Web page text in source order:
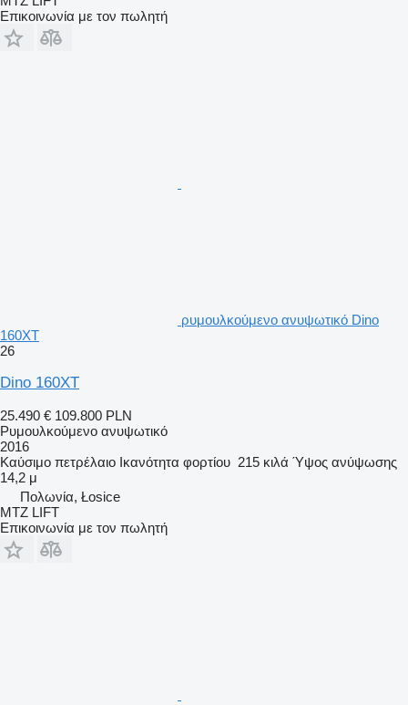
Επικοινωνία με τον πωλητή
ρυμουλκούμενο ανυψωτικό Dino
160XT
26
Dino 160XT
25.490 € 109.800 PLN
Ρυμουλκούμενο ανυψωτικό
2016
Καύσιμο πετρέλαιο Ικανότητα φορτίου 215 κιλά Ύψος ανύψωσης
14,2 μ
Πολωνία, Łosice
MTZ LIFT
Επικοινωνία με τον πωλητή